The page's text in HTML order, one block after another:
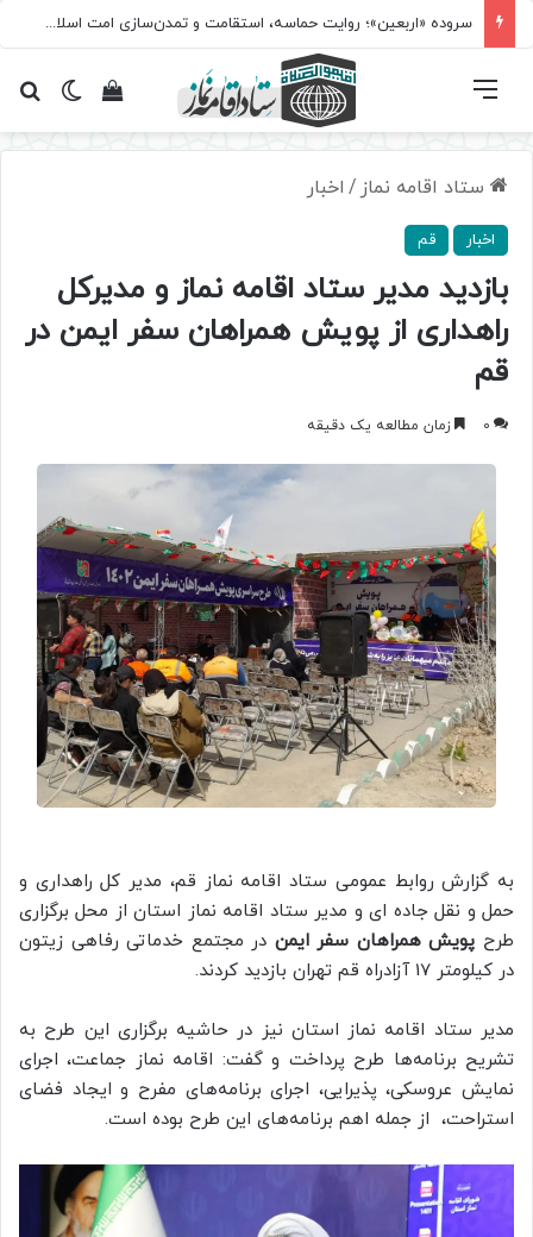
سروده‌ «اربعین»؛ روایت حماسه، استقامت و تمدن‌سازی امت اسلامی
تغییرمشاهده فهرست
ستاد اقامه نماز / اخبار
اخبار قم
بازدید مدیر ستاد اقامه نماز و مدیرکل
راهداری از پویش همراهان سفر ایمن در
قم
0 زمان مطالعه یک دقیقه
به گزارش روابط عمومی ستاد اقامه نماز قم، مدیر کل راهداری و
حمل و نقل جاده ای و مدیر ستاد اقامه نماز استان از محل برگزاری
طرح پویش همراهان سفر ایمن در مجتمع خدماتی رفاهی زیتون
در کیلومتر 17 آزادراه قم تهران بازدید کردند.
مدیر ستاد اقامه نماز استان نیز در حاشیه برگزاری این طرح به
تشریح برنامه‌ها طرح پرداخت و گفت: اقامه نماز جماعت، اجرای
نمایش عروسکی، پذیرایی، اجرای برنامه‌های مفرح و ایجاد فضای
استراحت، از جمله اهم برنامه‌های این طرح بوده است.